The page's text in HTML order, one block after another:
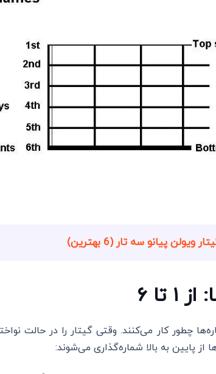
پیانو سه تار (6 بهترین)
۶
چطور کار می‌کنند. وقتی گیتار را در حالت
به بالا شماره‌گذاری می‌شوند: